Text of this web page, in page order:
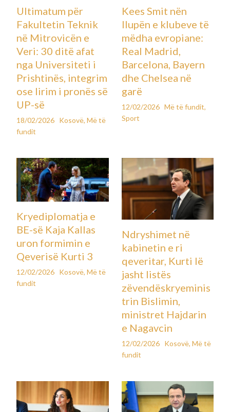
Ultimatum për
Fakultetin Teknik
në Mitrovicën e
Veri: 30 ditë afat
nga Universiteti i
Prishtinës, integrim
ose lirim i pronës së
UP-së
18/02/2026 Kosovë,Më të
fundit
Kees Smit nën
llupën e klubeve të
mëdha evropiane:
Real Madrid,
Barcelona, Bayern
dhe Chelsea në
garë
12/02/2026 Më të fundit,
Sport
Kryediplomatja e
BE-së Kaja Kallas
uron formimin e
Qeverisë Kurti 3
12/02/2026 Kosovë,Më të
fundit
Ndryshimet në
kabinetin e ri
qeveritar, Kurti lë
jasht listës
zëvendëskryeminis
trin Bislimin,
ministret Hajdarin
e Nagavcin
12/02/2026 Kosovë, Më të
fundit